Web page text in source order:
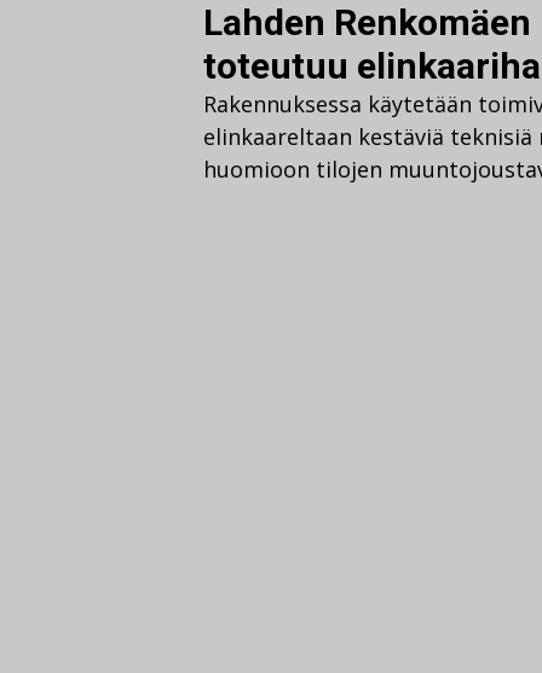
Lahden
toteutuu
Rakennuksessa käytetään
elinkaareltaan kestäviä
huomioon tilojen